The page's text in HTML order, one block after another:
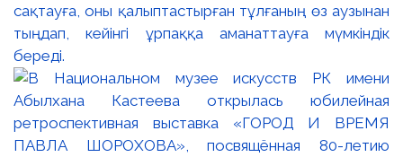
сақтауға, оны қалыптастырған тұлғаның өз аузынан
тыңдап, кейінгі ұрпаққа аманаттауға мүмкіндік
береді.